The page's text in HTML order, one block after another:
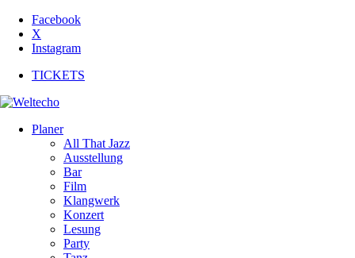
Facebook
X
Instagram
TICKETS
Planer
All That Jazz
Ausstellung
Bar
Film
Klangwerk
Konzert
Lesung
Party